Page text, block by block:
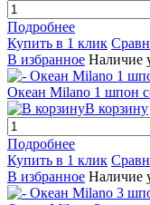
Подробнее
Купить в 1 клик
В избранное Наличие
Океан Milano 1 шпон
В корзину
Подробнее
Купить в 1 клик
В избранное Наличие